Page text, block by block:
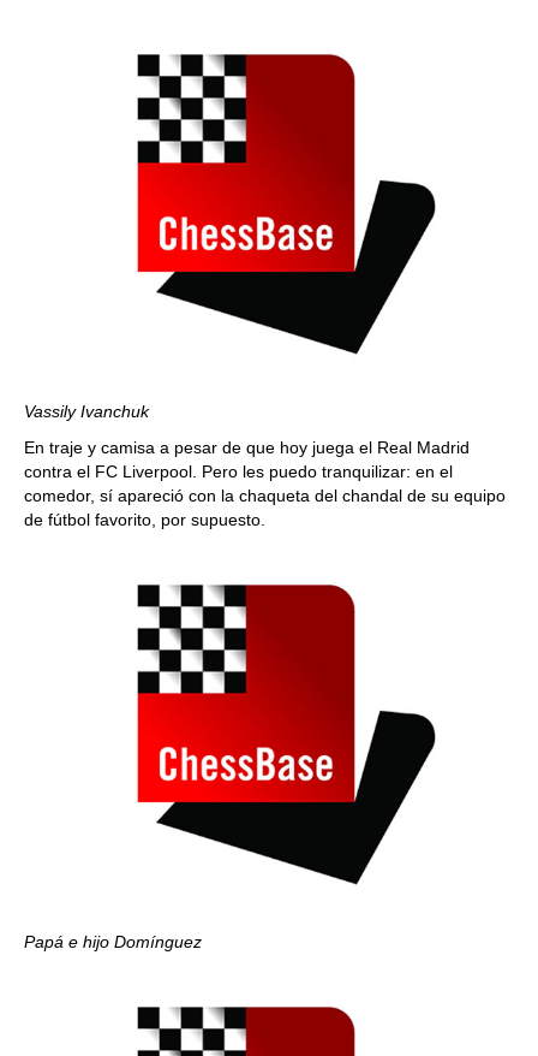
Vassily Ivanchuk
En traje y camisa a pesar de que hoy juega el Real Madrid
contra el FC Liverpool. Pero les puedo tranquilizar: en el
comedor, sí apareció con la chaqueta del chandal de su equipo
de fútbol favorito, por supuesto.
Papá e hijo Domínguez